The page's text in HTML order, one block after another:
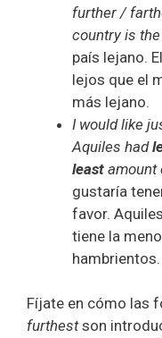
further /
country is the
país lejano.
lejos que el
más lejano.
I would like
Aquiles had
least amount
gustaría
favor.
tiene la
hambrientos.
Fíjate en cómo las
furthestson